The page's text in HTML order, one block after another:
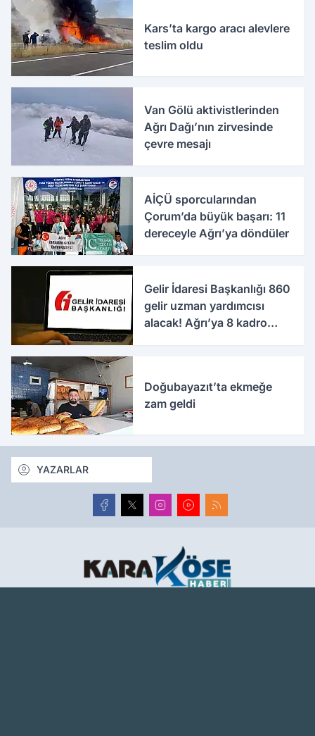
Kars’ta kargo aracı alevlere
teslim oldu
Van Gölü aktivistlerinden
Ağrı Dağı’nın zirvesinde
çevre mesajı
AİÇÜ sporcularından
Çorum’da büyük başarı: 11
dereceyle Ağrı’ya döndüler
Gelir İdaresi Başkanlığı 860
gelir uzman yardımcısı
alacak! Ağrı’ya 8 kadro
Doğubayazıt’ta ekmeğe
zam geldi
YAZARLAR